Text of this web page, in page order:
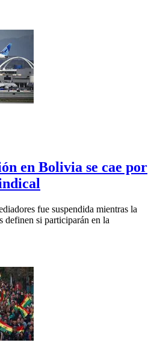
en Bolivia se cae por
fue suspendida mientras la
definen si participarán en la